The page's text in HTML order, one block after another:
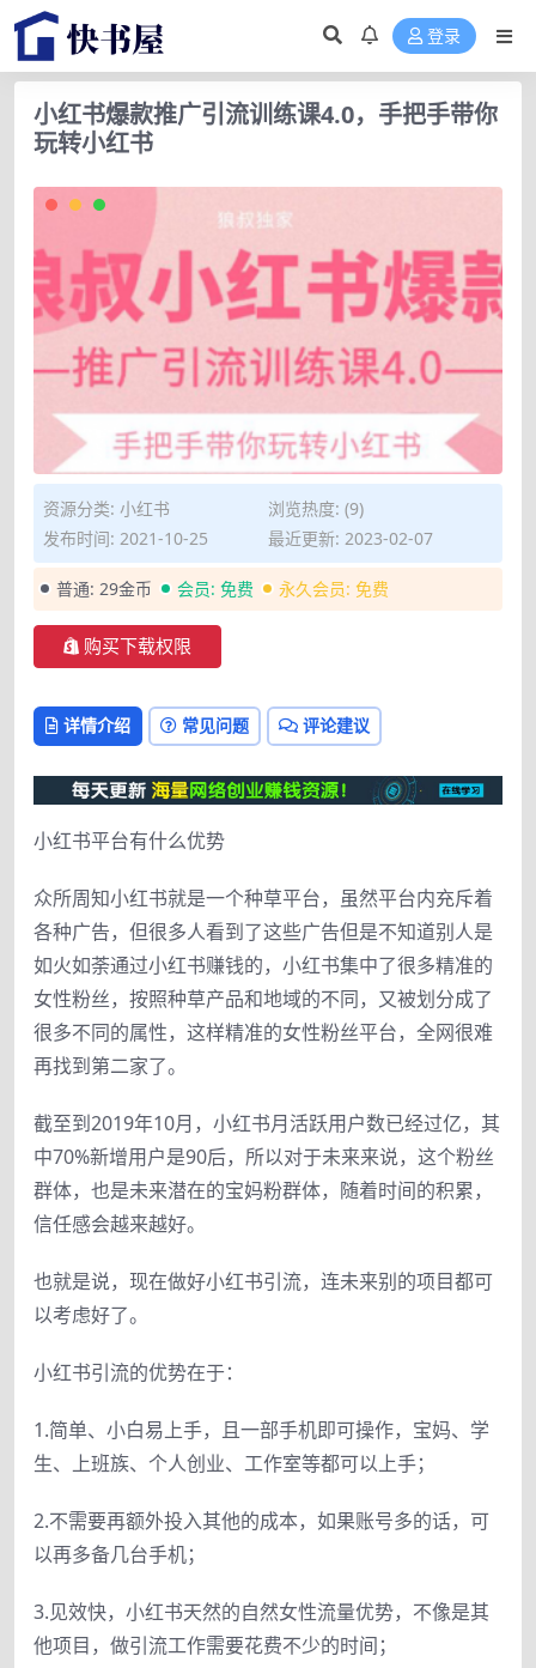
登录
小红书爆款推广引流训练课4.0，手把手带你
玩转小红书
资源分类: 小红书
浏览热度: (9)
发布时间: 2021-10-25
最近更新: 2023-02-07
普通: 29金币 会员: 免费 永久会员: 免费
购买下载权限
详情介绍 常见问题 评论建议
小红书平台有什么优势
众所周知小红书就是一个种草平台，虽然平台内充斥着
各种广告，但很多人看到了这些广告但是不知道别人是
如火如荼通过小红书赚钱的，小红书集中了很多精准的
女性粉丝，按照种草产品和地域的不同，又被划分成了
很多不同的属性，这样精准的女性粉丝平台，全网很难
再找到第二家了。
截至到2019年10月，小红书月活跃用户数已经过亿，其
中70%新增用户是90后，所以对于未来来说，这个粉丝
群体，也是未来潜在的宝妈粉群体，随着时间的积累，
信任感会越来越好。
也就是说，现在做好小红书引流，连未来别的项目都可
以考虑好了。
小红书引流的优势在于：
1.简单、小白易上手，且一部手机即可操作，宝妈、学
生、上班族、个人创业、工作室等都可以上手；
2.不需要再额外投入其他的成本，如果账号多的话，可
以再多备几台手机；
3.见效快，小红书天然的自然女性流量优势，不像是其
他项目，做引流工作需要花费不少的时间；